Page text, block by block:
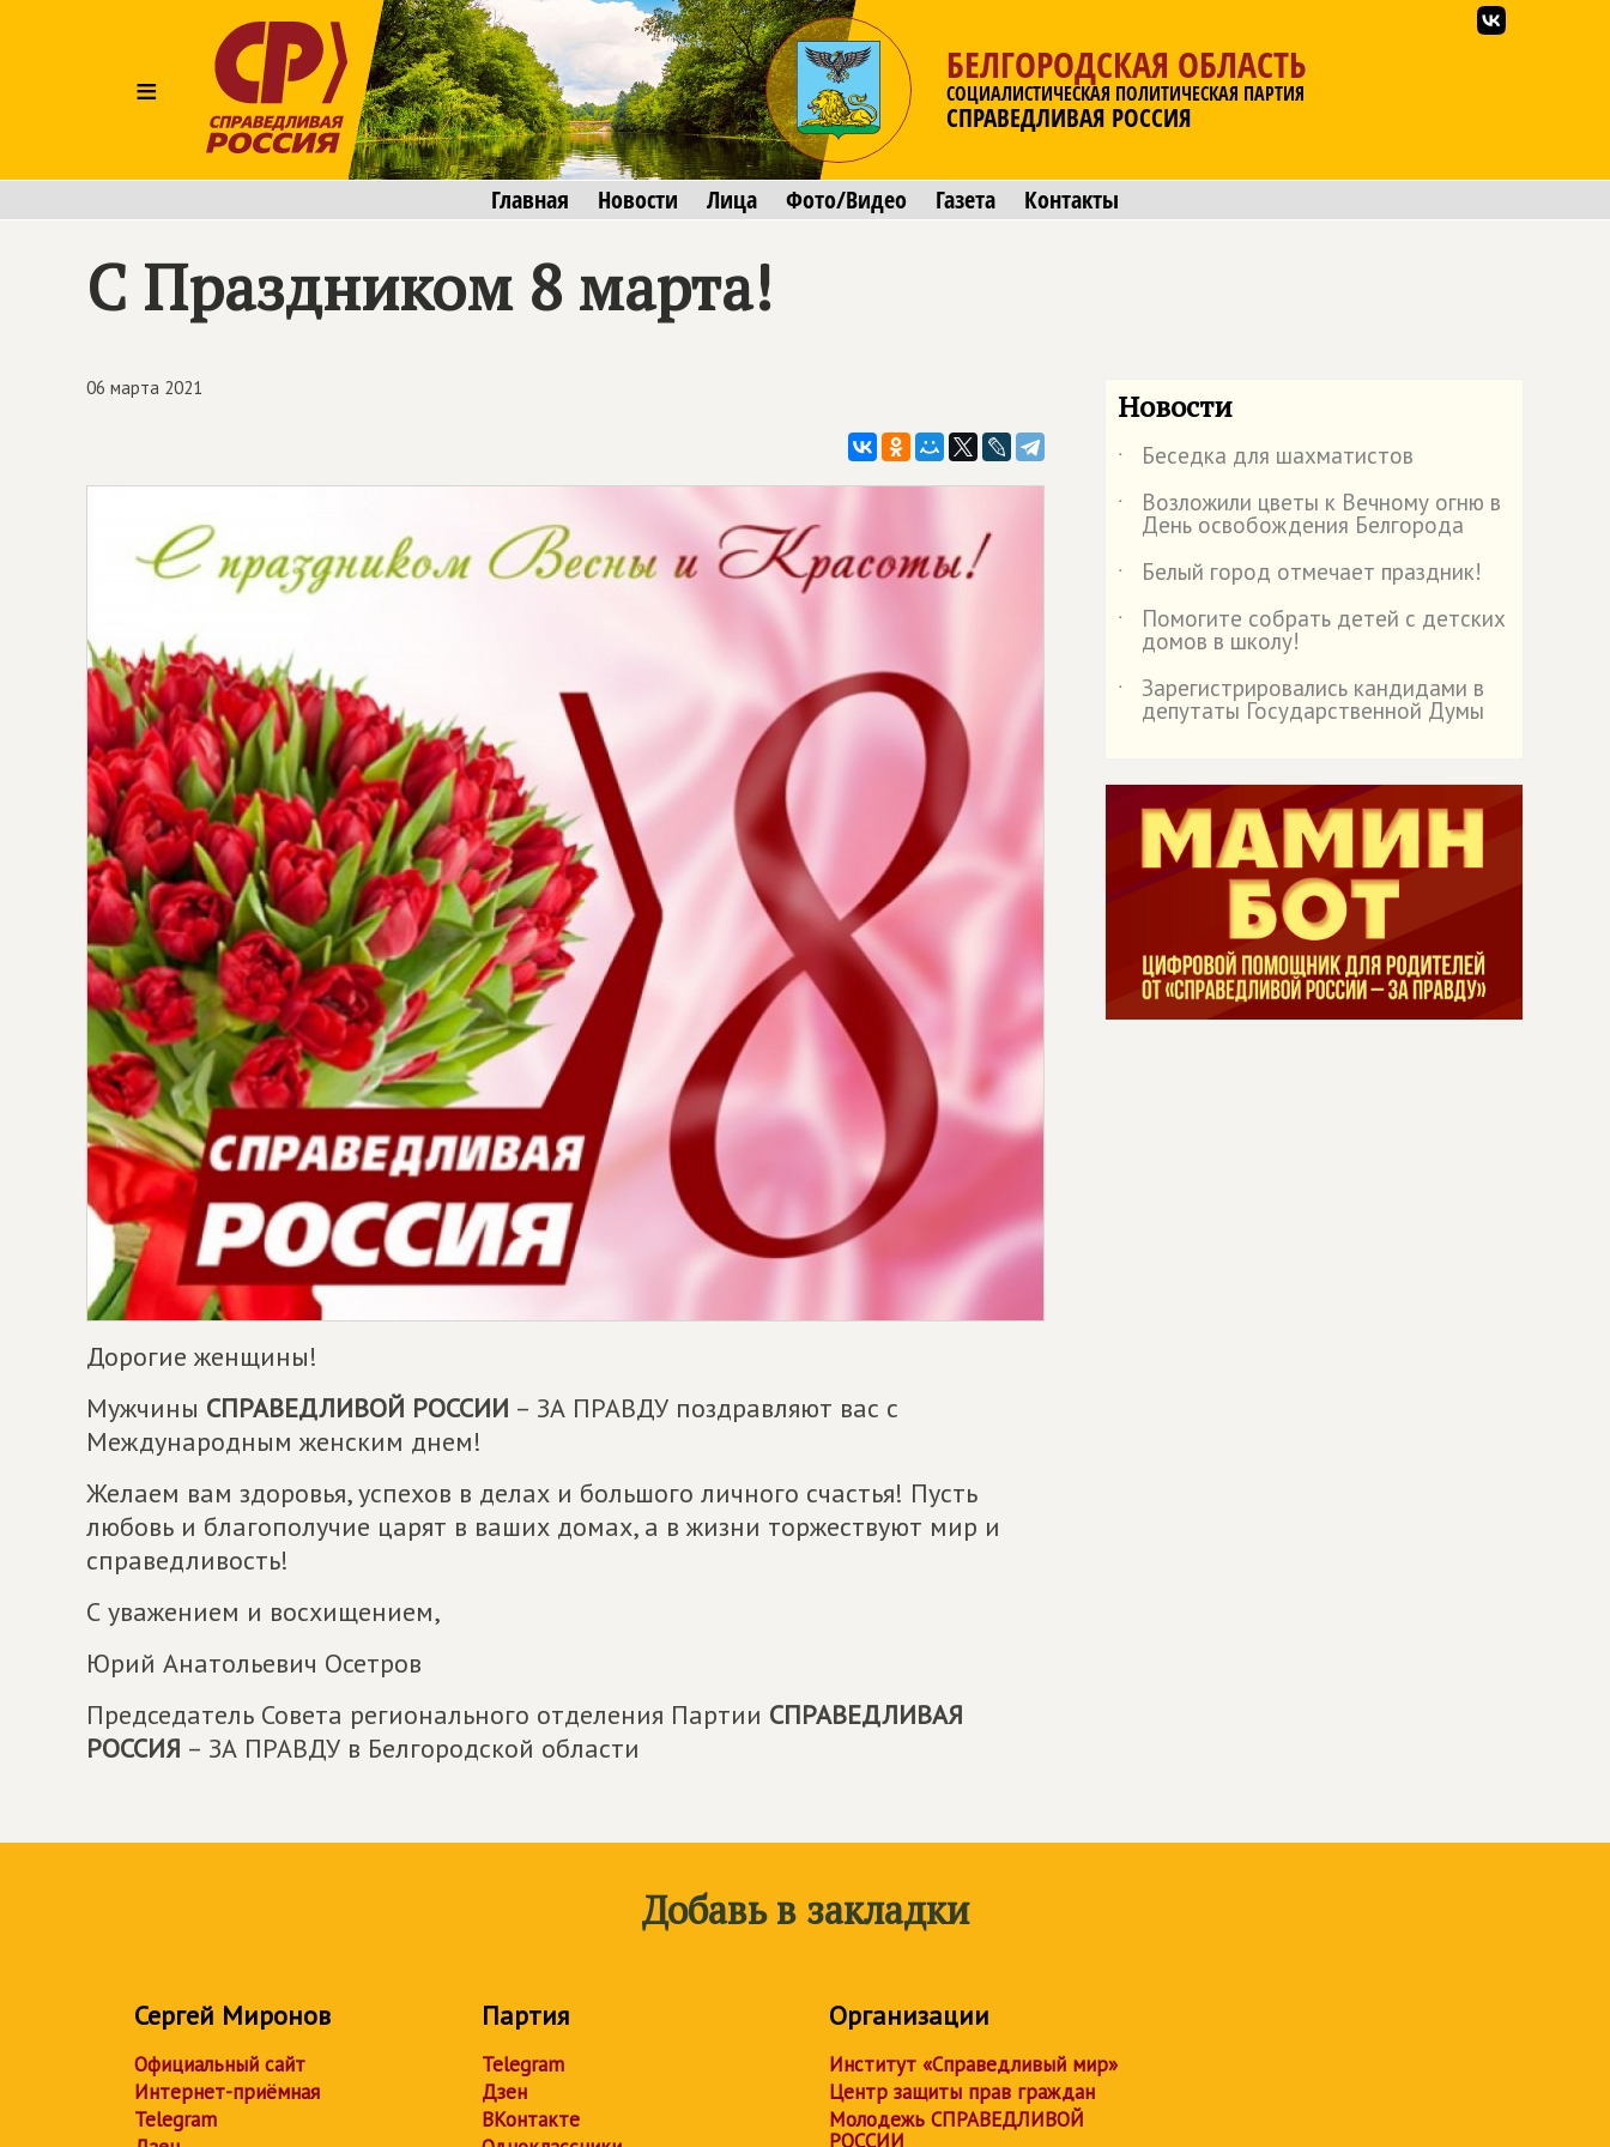
≡
БЕЛГОРОДСКАЯ ОБЛАСТЬ
СОЦИАЛИСТИЧЕСКАЯ ПОЛИТИЧЕСКАЯ ПАРТИЯ
СПРАВЕДЛИВАЯ РОССИЯ
Главная Новости Лица Фото/Видео Газета Контакты
С Праздником 8 марта!
06 марта 2021
Дорогие женщины!
Мужчины СПРАВЕДЛИВОЙ РОССИИ – ЗА ПРАВДУ поздравляют вас с
Международным женским днем!
Желаем вам здоровья, успехов в делах и большого личного счастья! Пусть
любовь и благополучие царят в ваших домах, а в жизни торжествуют мир и
справедливость!
С уважением и восхищением,
Юрий Анатольевич Осетров
Председатель Совета регионального отделения Партии СПРАВЕДЛИВАЯ
РОССИЯ – ЗА ПРАВДУ в Белгородской области
Новости
˙
Беседка для шахматистов
˙
Возложили цветы к Вечному огню в
День освобождения Белгорода
˙
Белый город отмечает праздник!
˙
Помогите собрать детей с детских
домов в школу!
˙
Зарегистрировались кандидами в
депутаты Государственной Думы
Добавь в закладки
Сергей Миронов
Официальный сайт
Интернет-приёмная
Telegram
Партия
Telegram
Дзен
ВКонтакте
Организации
Институт «Справедливый мир»
Центр защиты прав граждан
Молодежь СПРАВЕДЛИВОЙ
РОССИИ